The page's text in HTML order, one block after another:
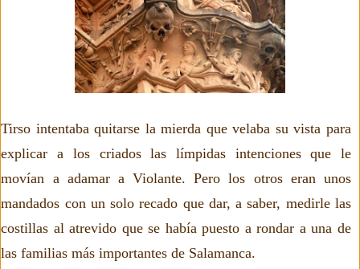
Tirso intentaba quitarse la mierda que velaba su vista para
explicar a los criados las límpidas intenciones que le
movían a adamar a Violante. Pero los otros eran unos
mandados con un solo recado que dar, a saber, medirle las
costillas al atrevido que se había puesto a rondar a una de
las familias más importantes de Salamanca.